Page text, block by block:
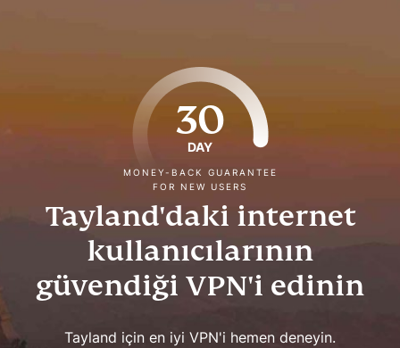
30
DAY
MONEY-BACK GUARANTEE
FOR NEW USERS
Tayland'daki internet
kullanıcılarının
güvendiği VPN'i edinin
Tayland için en iyi VPN'i hemen deneyin.